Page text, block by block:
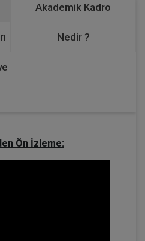
Akademik Kadro
Nedir ?
Ön İzleme: